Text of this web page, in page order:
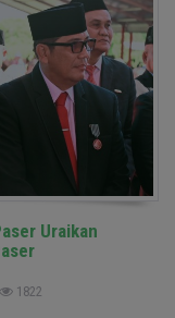
Uraikan
1822